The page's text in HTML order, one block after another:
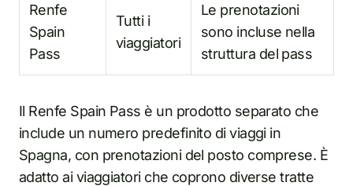
Renfe
Spain
Pass
Tutti i
viaggiatori
Le prenotazioni
sono incluse nella
struttura del pass
Il Renfe Spain Pass è un prodotto separato che
include un numero predefinito di viaggi in
Spagna, con prenotazioni del posto comprese. È
adatto ai viaggiatori che coprono diverse tratte